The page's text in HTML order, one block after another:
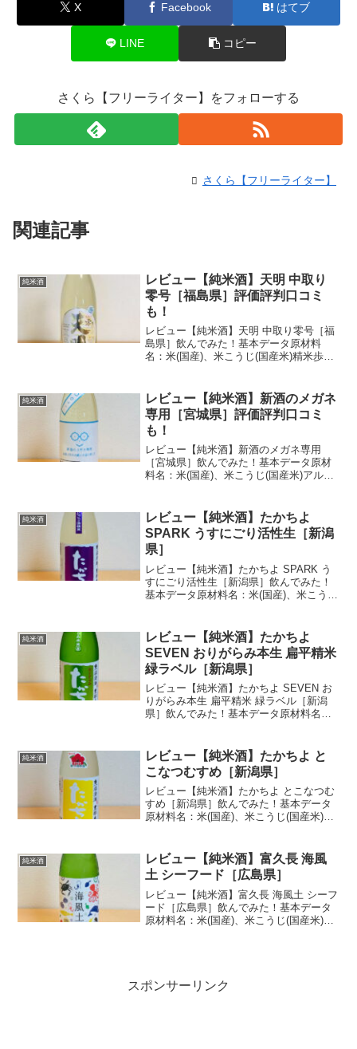
X Facebook はてブ
LINE コピー
さくら【フリーライター】をフォローする
さくら【フリーライター】
関連記事
純米酒
レビュー【純米酒】天明 中取り
零号［福島県］評価評判口コミ
も！
レビュー【純米酒】天明 中取り零号［福
島県］飲んでみた！基本データ原材料
名：米(国産)、米こうじ(国産米)精米歩
格：2,899円(税込/1800ml)私の感想・味
わ...
純米酒
レビュー【純米酒】新酒のメガネ
専用［宮城県］評価評判口コミ
も！
レビュー【純米酒】新酒のメガネ専用
［宮城県］飲んでみた！基本データ原材
料名：米(国産)、米こうじ(国産米)アルコ
い評価酸味が強くフレッシュな味わいな
ので...
純米酒
レビュー【純米酒】たかちよ
SPARK うすにごり活性生［新潟
県］
レビュー【純米酒】たかちよ SPARK う
すにごり活性生［新潟県］飲んでみた！
基本データ原材料名：米(国産)、米こうじ
の感想・味わい評価使用酒米、...
純米酒
レビュー【純米酒】たかちよ
SEVEN おりがらみ本生 扁平精米
緑ラベル［新潟県］
レビュー【純米酒】たかちよ SEVEN お
りがらみ本生 扁平精米 緑ラベル［新潟
県］飲んでみた！基本データ原材料名：
3,080円(税込/1800ml)私の感想・味...
純米酒
レビュー【純米酒】たかちよ と
こなつむすめ［新潟県］
レビュー【純米酒】たかちよ とこなつむ
すめ［新潟県］飲んでみた！基本データ
原材料名：米(国産)、米こうじ(国産米)ア
味わい評価使用酒米、精米歩合、日本...
純米酒
レビュー【純米酒】富久長 海風
土 シーフード［広島県］
レビュー【純米酒】富久長 海風土 シーフ
ード［広島県］飲んでみた！基本データ
原材料名：米(国産)、米こうじ(国産米)精
スポンサーリンク